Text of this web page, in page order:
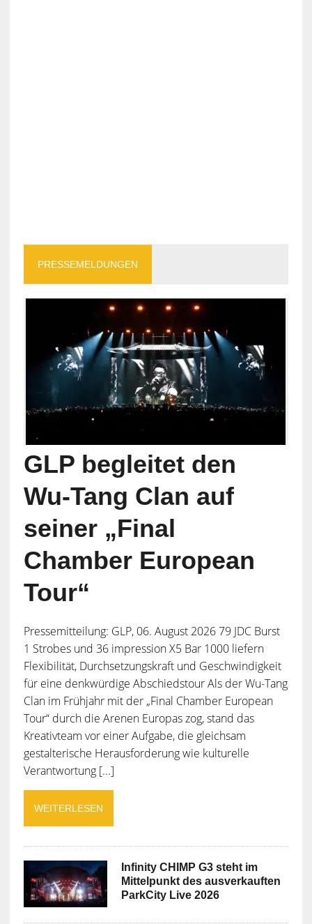
PRESSEMELDUNGEN
GLP begleitet den
Wu-Tang Clan auf
seiner „Final
Chamber European
Tour“
Pressemitteilung: GLP, 06. August 2026 79 JDC Burst
1 Strobes und 36 impression X5 Bar 1000 liefern
Flexibilität, Durchsetzungskraft und Geschwindigkeit
für eine denkwürdige Abschiedstour Als der Wu-Tang
Clan im Frühjahr mit der „Final Chamber European
Tour“ durch die Arenen Europas zog, stand das
Kreativteam vor einer Aufgabe, die gleichsam
gestalterische Herausforderung wie kulturelle
Verantwortung [...]
WEITERLESEN
Infinity CHIMP G3 steht im
Mittelpunkt des ausverkauften
ParkCity Live 2026